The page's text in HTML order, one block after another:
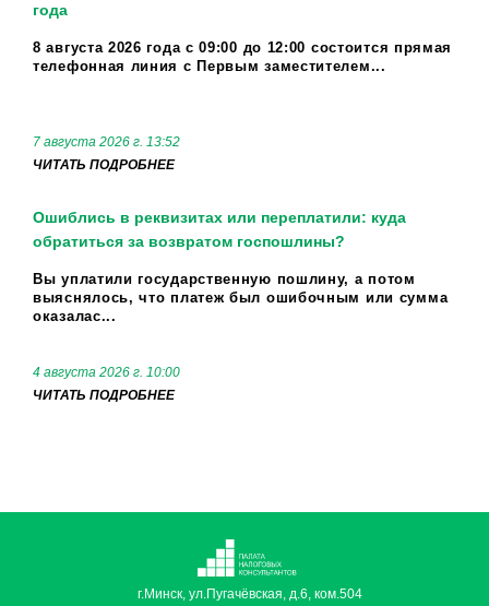
года
8 августа 2026 года с 09:00 до 12:00 состоится прямая
телефонная линия с Первым заместителем...
7 августа 2026 г. 13:52
ЧИТАТЬ ПОДРОБНЕЕ
Ошиблись в реквизитах или переплатили: куда
обратиться за возвратом госпошлины?
Вы уплатили государственную пошлину, а потом
выяснялось, что платеж был ошибочным или сумма
оказалас...
4 августа 2026 г. 10:00
ЧИТАТЬ ПОДРОБНЕЕ
г.Минск, ул.Пугачёвская, д.6, ком.504